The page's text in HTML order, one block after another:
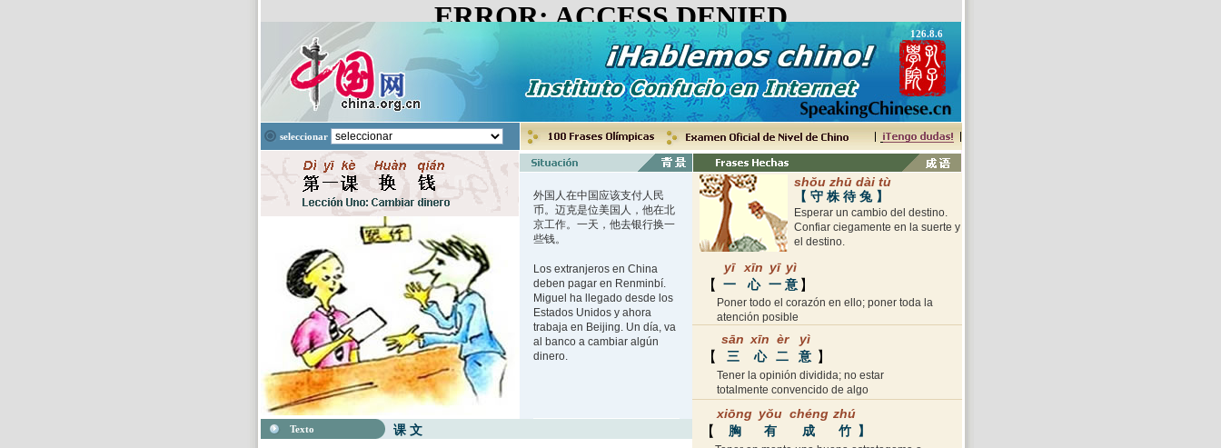
外国人在中国应该支付人民
币。迈克是位美国人，他在北
京工作。一天，他去银行换一
些钱。
Los extranjeros en China
deben pagar en Renminbí.
Miguel ha llegado desde los
Estados Unidos y ahora
trabaja en Beijing. Un día, va
al banco a cambiar algún
dinero.
Texto 课 文